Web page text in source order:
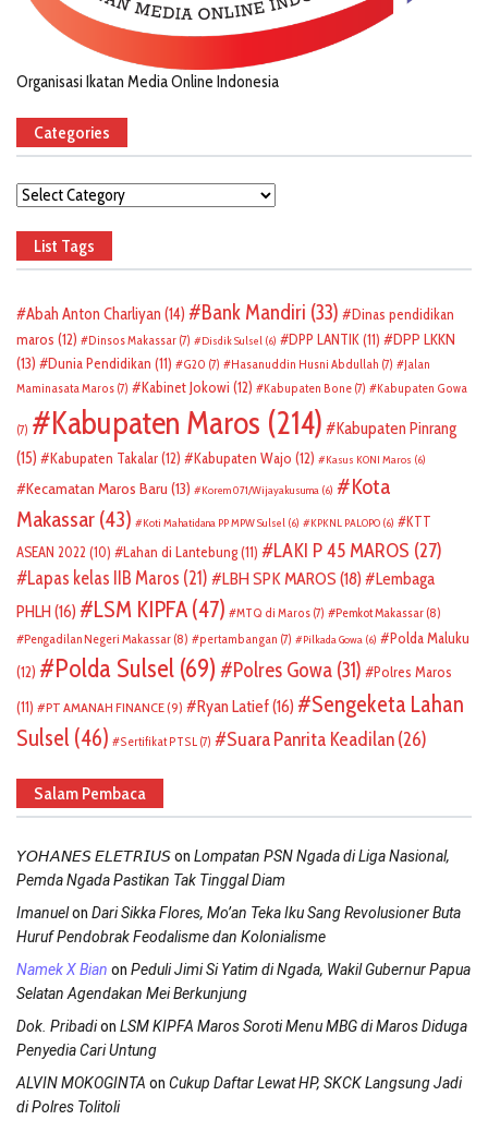
Organisasi Ikatan Media Online Indonesia
Categories
Categories
List Tags
Abah Anton Charliyan (14) Bank Mandiri (33)
Dinas pendidikan
maros (12) Dinsos Makassar (7) Disdik Sulsel (6) DPP LANTIK(11)
DPP LKKN
(13)
Dunia Pendidikan (11) G20 (7) Hasanuddin Husni Abdullah (7)
Jalan
Maminasata Maros (7) Kabinet Jokowi (12) Kabupaten Bone (7) Kabupaten Gowa
(7) Kabupaten Maros (214)
Kabupaten Pinrang
(15)
Kabupaten Takalar(12) Kabupaten Wajo (12) Kasus KONI Maros (6)
Kecamatan Maros Baru (13) Korem 071/Wijayakusuma (6)
Kota
Makassar (43) Koti Mahatidana PP MPW Sulsel (6) KPKNL PALOPO (6)
KTT
ASEAN 2022 (10) Lahan di Lantebung(11) LAKI P 45 MAROS (27)
Lapas kelas IIB Maros (21) LBH SPK MAROS (18)
Lembaga
PHLH (16) LSM KIPFA (47) MTQ di Maros (7) Pemkot Makassar (8)
Pengadilan Negeri Makassar (8) pertambangan (7) Pilkada Gowa (6)
Polda Maluku
(12)
Polda Sulsel (69) Polres Gowa (31)
Polres Maros
(11)
PT AMANAH FINANCE(9) Ryan Latief(16)
Sengeketa Lahan
Sulsel (46) Sertifikat PTSL (7) Suara Panrita Keadilan(26)
Salam Pembaca
𝘠𝘖𝘏𝘈𝘕𝘌𝘚 𝘌𝘓𝘌𝘛𝘙𝘐𝘜𝘚on Lompatan PSN Ngada di Liga Nasional,
Pemda Ngada Pastikan Tak Tinggal Diam
Imanuelon Dari Sikka Flores, Mo’an Teka Iku Sang Revolusioner Buta
Huruf Pendobrak Feodalisme dan Kolonialisme
Namek X Bian on Peduli Jimi Si Yatim di Ngada, Wakil Gubernur Papua
Selatan Agendakan Mei Berkunjung
Dok. Pribadion LSM KIPFA Maros Soroti Menu MBG di Maros Diduga
Penyedia Cari Untung
ALVIN MOKOGINTA on Cukup Daftar Lewat HP, SKCK Langsung Jadi
di Polres Tolitoli